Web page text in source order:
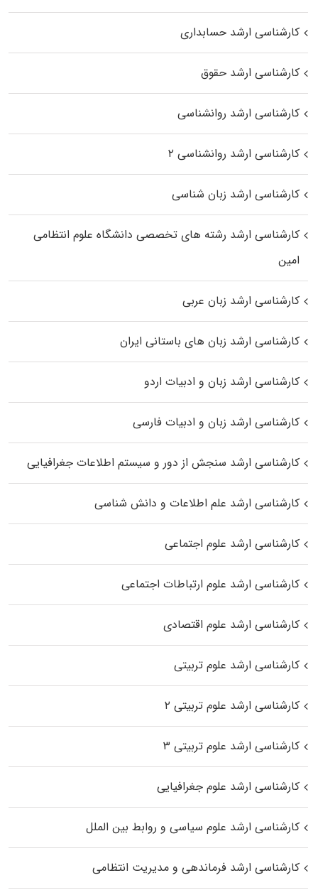
کارشناسی ارشد حسابداری
کارشناسی ارشد حقوق
کارشناسی ارشد روانشناسی
کارشناسی ارشد روانشناسی ۲
کارشناسی ارشد زبان شناسی
کارشناسی ارشد رﺷﺘﻪ ﻫﺎی تخصصی داﻧﺸﮕﺎه ﻋﻠﻮم انتظامی
اﻣﻴﻦ
کارشناسی ارشد زبان عربی
کارشناسی ارشد زبان‌ های باستانی ایران
کارشناسی ارشد زبان و ادبیات اردو
کارشناسی ارشد زبان و ادبیات فارسی
کارشناسی ارشد سنجش از دور و سیستم اطلاعات جغرافیایی
کارشناسی ارشد علم اطلاعات و دانش شناسی
کارشناسی ارشد علوم اجتماعی
کارشناسی ارشد علوم ارتباطات اجتماعی
کارشناسی ارشد علوم اقتصادی
کارشناسی ارشد علوم تربیتی
کارشناسی ارشد علوم تربیتی ۲
کارشناسی ارشد علوم تربیتی ۳
کارشناسی ارشد علوم جغرافیایی
کارشناسی ارشد علوم سیاسی و روابط بین الملل
کارشناسی ارشد فرماندهی و مدیریت انتظامی